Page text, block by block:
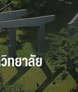
ทยาลัย